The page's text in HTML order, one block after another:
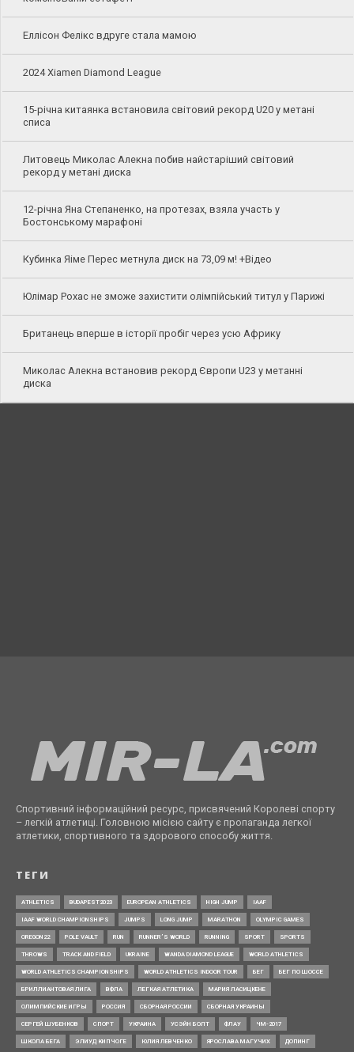
Еллісон Фелікс вдруге стала мамою
2024 Xiamen Diamond League
15-річна китаянка встановила світовий рекорд U20 у метані
списа
Литовець Миколас Алекна побив найстаріший світовий
рекорд у метані диска
12-річна Яна Степаненко, на протезах, взяла участь у
Бостонському марафоні
Кубинка Яіме Перес метнула диск на 73,09 м! +Відео
Юлімар Рохас не зможе захистити олімпійський титул у Парижі
Британець вперше в історії пробіг через усю Африку
Миколас Алекна встановив рекорд Європи U23 у метанні
диска
Спортивний інформаційний ресурс, присвячений Королеві спорту
– легкій атлетиці. Головною місією сайту є пропаганда легкої
атлетики, спортивного та здорового способу життя.
ТЕГИ
ATHLETICS BUDAPEST2023 EUROPEAN ATHLETICS HIGH JUMP IAAF
IAAF WORLD CHAMPIONSHIPS JUMPS LONG JUMP MARATHON OLYMPIC GAMES
OREGON22 POLE VAULT RUN RUNNER’S WORLD RUNNING SPORT SPORTS
THROWS TRACK AND FIELD UKRAINE WANDA DIAMOND LEAGUE WORLD ATHLETICS
WORLD ATHLETICS CHAMPIONSHIPS WORLD ATHLETICS INDOOR TOUR БЕГ БЕГ ПО ШОССЕ
БРИЛЛИАНТОВАЯ ЛИГА ВФЛА ЛЕГКАЯ АТЛЕТИКА МАРИЯ ЛАСИЦКЕНЕ
ОЛИМПИЙСКИЕ ИГРЫ РОССИЯ СБОРНАЯ РОССИИ СБОРНАЯ УКРАИНЫ
СЕРГЕЙ ШУБЕНКОВ СПОРТ УКРАИНА УСЭЙН БОЛТ ФЛАУ ЧМ-2017
ШКОЛА БЕГА ЭЛИУД КИПЧОГЕ ЮЛИЯ ЛЕВЧЕНКО ЯРОСЛАВА МАГУЧИХ ДОПИНГ